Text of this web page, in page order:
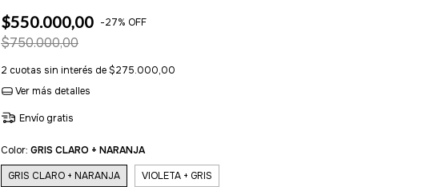
$550.000,00 -27% OFF
$750.000,00
2 cuotas sin interés de$275.000,00
Ver más detalles
Envío gratis
Color: GRIS CLARO + NARANJA
GRIS CLARO + NARANJA
VIOLETA + GRIS